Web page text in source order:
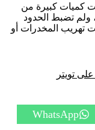
كميات كبيرة من
ولم تضبط الحدود
تهريب المخدرات أو
S
h
WhatsApp